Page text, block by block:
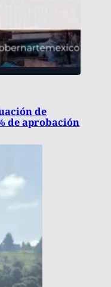
de
de aprobación